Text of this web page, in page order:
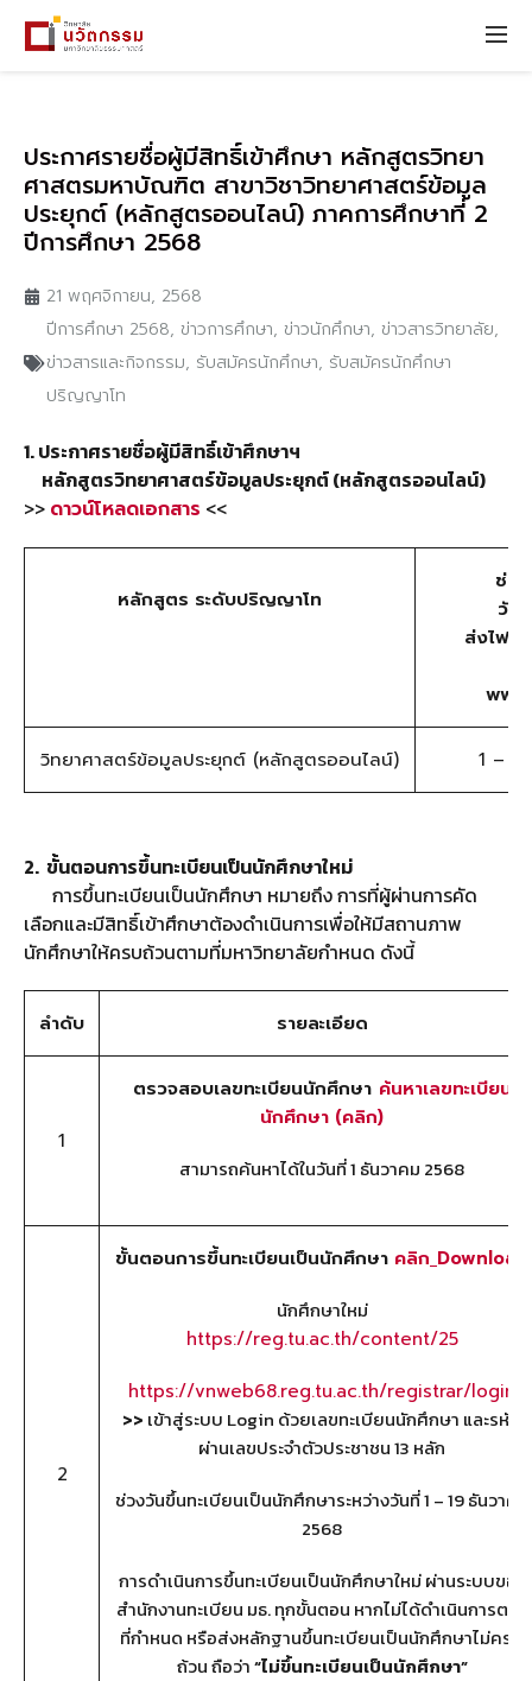
ประกาศรายชื่อผู้มีสิทธิ์เข้าศึกษา หลักสูตรวิทยา
ศาสตรมหาบัณฑิต สาขาวิชาวิทยาศาสตร์ข้อมูล
ประยุกต์ (หลักสูตรออนไลน์) ภาคการศึกษาที่ 2
ปีการศึกษา 2568
21 พฤศจิกายน, 2568
ปีการศึกษา 2568, ข่าวการศึกษา, ข่าวนักศึกษา, ข่าวสารวิทยาลัย,
ข่าวสารและกิจกรรม, รับสมัครนักศึกษา, รับสมัครนักศึกษา
ปริญญาโท
1. ประกาศรายชื่อผู้มีสิทธิ์เข้าศึกษาฯ
หลักสูตรวิทยาศาสตร์ข้อมูลประยุกต์ (หลักสูตรออนไลน์)
>> ดาวน์โหลดเอกสาร <<
หลักสูตร ระดับปริญญาโท
ช่ว
วัน
ส่งไฟล์
วิทยาศาสตร์ข้อมูลประยุกต์ (หลักสูตรออนไลน์) 1 –
2. ขั้นตอนการขึ้นทะเบียนเป็นนักศึกษาใหม่
การขึ้นทะเบียนเป็นนักศึกษา หมายถึง การที่ผู้ผ่านการคัด
เลือกและมีสิทธิ์เข้าศึกษาต้องดำเนินการเพื่อให้มีสถานภาพ
นักศึกษาให้ครบถ้วนตามที่มหาวิทยาลัยกำหนด ดังนี้
ลำดับ รายละเอียด
1
ตรวจสอบเลขทะเบียนนักศึกษา ค้นหาเลขทะเบียน
นักศึกษา (คลิก)
สามารถค้นหาได้ในวันที่ 1 ธันวาคม 2568
2
ขั้นตอนการขึ้นทะเบียนเป็นนักศึกษา คลิก Download
นักศึกษาใหม่
https://reg.tu.ac.th/content/25
https://vnweb68.reg.tu.ac.th/registrar/login
>> เข้าสู่ระบบ Login ด้วยเลขทะเบียนนักศึกษา และรหัส
ผ่านเลขประจำตัวประชาชน 13 หลัก
ช่วงวันขึ้นทะเบียนเป็นนักศึกษาระหว่างวันที่ 1 – 19 ธันวาคม
2568
การดำเนินการขึ้นทะเบียนเป็นนักศึกษาใหม่ ผ่านระบบของ
สำนักงานทะเบียน มธ. ทุกขั้นตอน หากไม่ได้ดำเนินการตาม
ที่กำหนด หรือส่งหลักฐานขึ้นทะเบียนเป็นนักศึกษาไม่ครบ
ถ้วน ถือว่า“ไม่ขึ้นทะเบียนเป็นนักศึกษา”